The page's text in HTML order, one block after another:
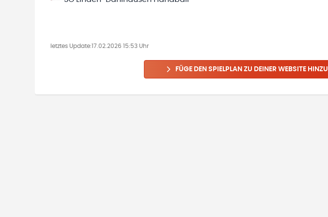
letztes Update:17.02.2026 15:53 Uhr
FÜGE DEN SPIELPLAN ZU DEINER WEBSITE HINZU